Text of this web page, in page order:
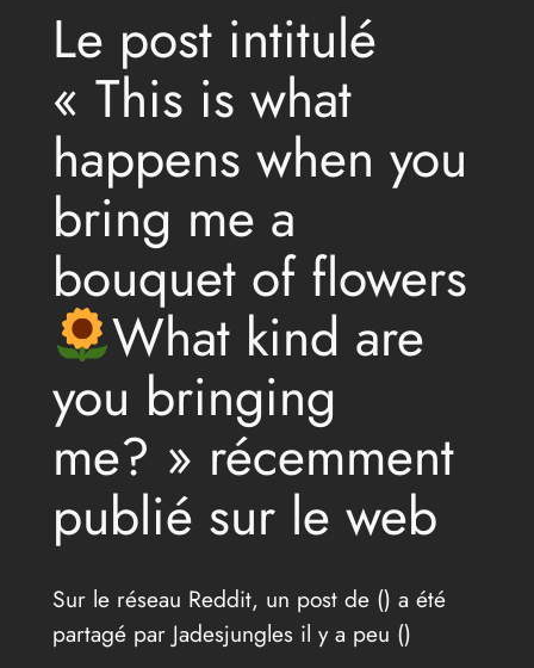
Le post intitulé
« This is what
happens when you
bring me a
bouquet of flowers
What kind are
you bringing
me? » récemment
publié sur le web
Sur le réseau Reddit, un post de () a été
partagé par Jadesjungles il y a peu ()